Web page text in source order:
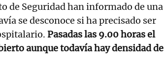
de Seguridad han informado de una
se desconoce si ha precisado ser
Pasadas las 9.00 horas el
aunque todavía hay densidad de